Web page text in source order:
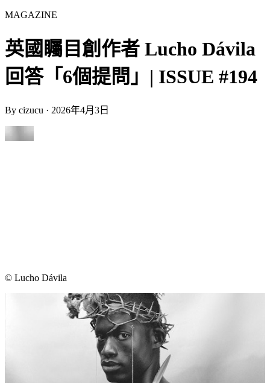
MAGAZINE
英國矚目創作者 Lucho Dávila
回答「6個提問」| ISSUE #194
By cizucu · 2026年4月3日
©︎ Lucho Dávila